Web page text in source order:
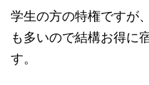
学生の方の特権ですが
も多いので結構お得に
す。